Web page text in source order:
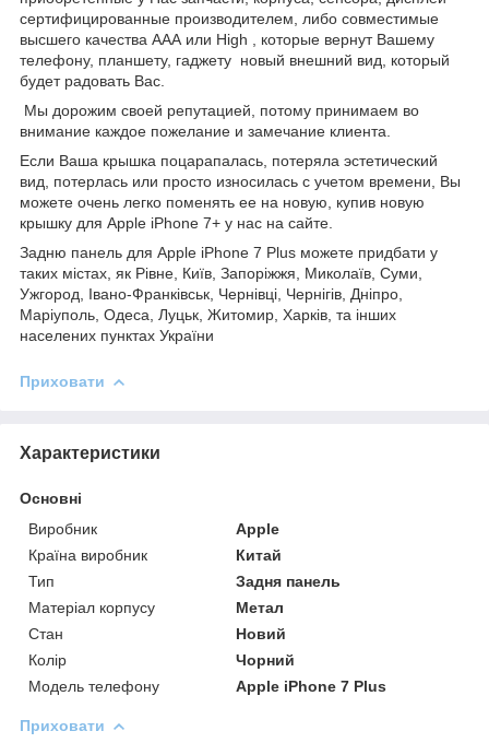
сертифицированные производителем, либо совместимые
высшего качества ААА или High , которые вернут Вашему
телефону, планшету, гаджету новый внешний вид, который
будет радовать Вас.
Мы дорожим своей репутацией, потому принимаем во
внимание каждое пожелание и замечание клиента.
Если Ваша крышка поцарапалась, потеряла эстетический
вид, потерлась или просто износилась с учетом времени, Вы
можете очень легко поменять ее на новую, купив новую
крышку для Apple iPhone 7+ у нас на сайте.
Задню панель для Apple iPhone 7 Plus можете придбати у
таких містах, як Рівне, Київ, Запоріжжя, Миколаїв, Суми,
Ужгород, Івано-Франківськ, Чернівці, Чернігів, Дніпро,
Маріуполь, Одеса, Луцьк, Житомир, Харків, та інших
населених пунктах України
Приховати
Характеристики
Основні
Виробник
Apple
Країна виробник
Китай
Тип
Задня панель
Матеріал корпусу
Метал
Стан
Новий
Колір
Чорний
Модель телефону
Apple iPhone 7 Plus
Приховати